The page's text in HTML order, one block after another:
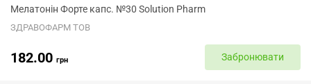
Мелатонін Форте капс. №30 Solution Pharm
ЗДРАВОФАРМ ТОВ
182.00 грн Забронювати